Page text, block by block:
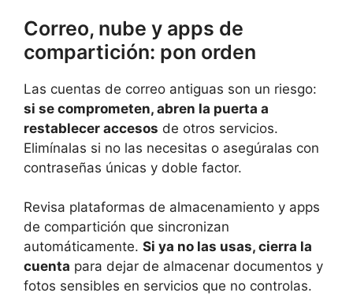
Correo, nube y apps de
compartición: pon orden
Las cuentas de correo antiguas son un riesgo:
si se comprometen, abren la puerta a
restablecer accesos de otros servicios.
Elimínalas si no las necesitas o asegúralas con
contraseñas únicas y doble factor.
Revisa plataformas de almacenamiento y apps
de compartición que sincronizan
automáticamente. Si ya no las usas, cierra la
cuenta para dejar de almacenar documentos y
fotos sensibles en servicios que no controlas.